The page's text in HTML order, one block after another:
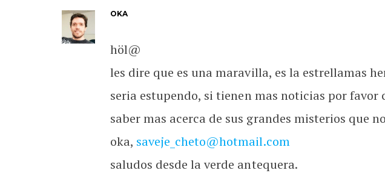
OKA
höl@
les dire que es una maravilla, es la estrellamas
seria estupendo, si tienen mas noticias por
saber mas acerca de sus grandes misterios que
oka, saveje_cheto@hotmail.com
saludos desde la verde antequera.